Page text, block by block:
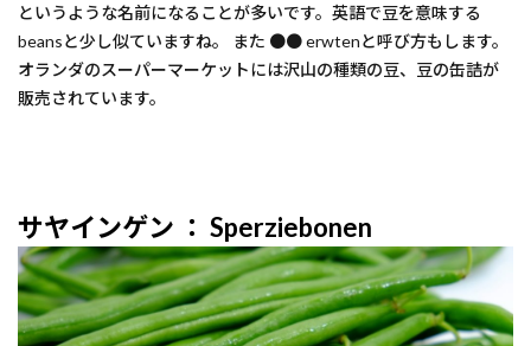
というような名前になることが多いです。英語で豆を意味する
beansと少し似ていますね。 また ●● erwtenと呼び方もします。
オランダのスーパーマーケットには沢山の種類の豆、豆の缶詰が
販売されています。
サヤインゲン ： Sperziebonen